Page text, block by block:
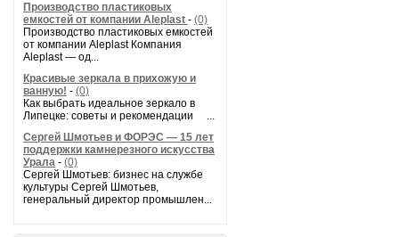
Производство пластиковых
емкостей от компании Aleplast - (0)
Производство пластиковых емкостей
от компании Aleplast Компания
Aleplast — од...
Красивые зеркала в прихожую и
ванную! - (0)
Как выбрать идеальное зеркало в
Липецке: советы и рекомендации ...
Сергей Шмотьев и ФОРЭС — 15 лет
поддержки камнерезного искусства
Урала - (0)
Сергей Шмотьев: бизнес на службе
культуры Сергей Шмотьев,
генеральный директор промышлен...